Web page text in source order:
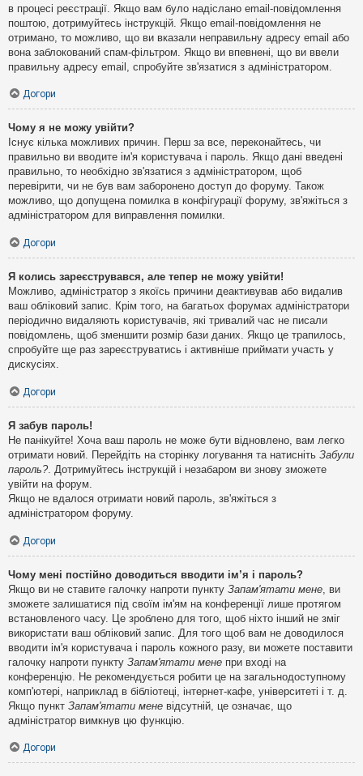
в процесі реєстрації. Якщо вам було надіслано email-повідомлення
поштою, дотримуйтесь інструкцій. Якщо email-повідомлення не
отримано, то можливо, що ви вказали неправильну адресу email або
вона заблокований спам-фільтром. Якщо ви впевнені, що ви ввели
правильну адресу email, спробуйте зв'язатися з адміністратором.
Догори
Чому я не можу увійти?
Існує кілька можливих причин. Перш за все, переконайтесь, чи
правильно ви вводите ім'я користувача і пароль. Якщо дані введені
правильно, то необхідно зв'язатися з адміністратором, щоб
перевірити, чи не був вам заборонено доступ до форуму. Також
можливо, що допущена помилка в конфігурації форуму, зв'яжіться з
адміністратором для виправлення помилки.
Догори
Я колись зареєструвався, але тепер не можу увійти!
Можливо, адміністратор з якоїсь причини деактивував або видалив
ваш обліковий запис. Крім того, на багатьох форумах адміністратори
періодично видаляють користувачів, які тривалий час не писали
повідомлень, щоб зменшити розмір бази даних. Якщо це трапилось,
спробуйте ще раз зареєструватись і активніше приймати участь у
дискусіях.
Догори
Я забув пароль!
Не панікуйте! Хоча ваш пароль не може бути відновлено, вам легко
отримати новий. Перейдіть на сторінку логування та натисніть Забули
пароль?. Дотримуйтесь інструкцій і незабаром ви знову зможете
увійти на форум.
Якщо не вдалося отримати новий пароль, зв'яжіться з
адміністратором форуму.
Догори
Чому мені постійно доводиться вводити ім’я і пароль?
Якщо ви не ставите галочку напроти пункту Запам'ятати мене , ви
зможете залишатися під своїм ім'ям на конференції лише протягом
встановленого часу. Це зроблено для того, щоб ніхто інший не зміг
використати ваш обліковий запис. Для того щоб вам не доводилося
вводити ім'я користувача і пароль кожного разу, ви можете поставити
галочку напроти пункту Запам'ятати мене при вході на
конференцію. Не рекомендується робити це на загальнодоступному
комп'ютері, наприклад в бібліотеці, інтернет-кафе, університеті і т. д.
Якщо пункт Запам'ятати мене відсутній, це означає, що
адміністратор вимкнув цю функцію.
Догори